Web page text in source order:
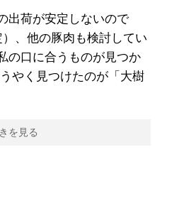
出荷が安定しないので
）、他の豚肉も検討してい
の口に合うものが見つか
やく見つけたのが「大樹
を見る